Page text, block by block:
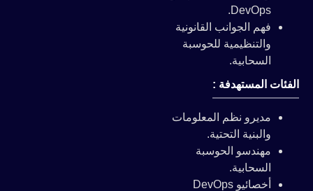
DevOps.
فهم الجوانب القانونية
والتنظيمية للحوسبة
السحابية.
الفئات المستهدفة :
مديرو نظم المعلومات
والبنية التحتية.
مهندسو الحوسبة
السحابية.
أخصائيو DevOps